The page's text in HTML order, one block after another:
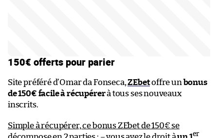
150€ offerts pour parier
Site préféré d’Omar da Fonseca,ZEbetoffre un bonus
de 150€ facile à récupérerà tous ses nouveaux
inscrits.
Simple à récupérer, ce bonus ZEbet de 150€ se
er